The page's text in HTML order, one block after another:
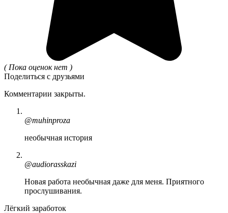
( Пока оценок нет )
Поделиться с друзьями
Комментарии закрыты.
@muhinproza
необычная история
@audiorasskazi
Новая работа необычная даже для меня. Приятного
прослушивания.
Лёгкий заработок